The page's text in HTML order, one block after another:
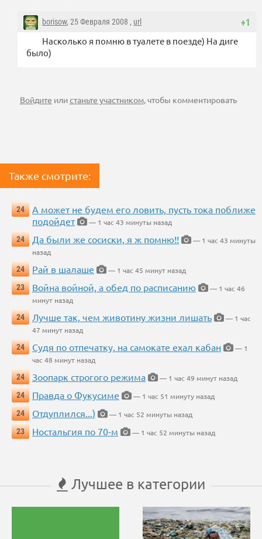
+1
borisow, 25 Февраля 2008 , url
Насколько я помню в туалете в поезде) На диге
было)
Войдите илистаньте участником, чтобы комментировать
Также смотрите:
24
А может не будем его ловить, пусть тока поближе
подойдет
— 1 час 43 минуты назад
24
Да были же сосиски, я ж помню!!
— 1 час 43 минуты
назад
24
Рай в шалаше
— 1 час 45 минут назад
23
Война войной, а обед по расписанию
— 1 час 46
минут назад
24
Лучше так, чем животину жизни лишать
— 1 час
47 минут назад
24
Судя по отпечатку, на самокате ехал кабан
— 1
час 48 минут назад
24
Зоопарк строгого режима
— 1 час 49 минут назад
24
Правда о Фукусиме
— 1 час 51 минуту назад
24
Отдуплился...)
— 1 час 52 минуты назад
23
Ностальгия по 70-м — 1 час 52 минуты назад
Лучшее в категории